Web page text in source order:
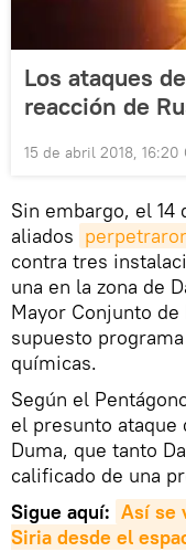
Los ataques
reacción de
15 de abril 2018, 16:20
Sin embargo, el 14
aliados
contra tres
una en la zona de
Mayor Conjunto de
supuesto
químicas.
Según el
el presunto
Duma, que tanto
calificado de una
Sigue aquí: Así se
Siria desde el